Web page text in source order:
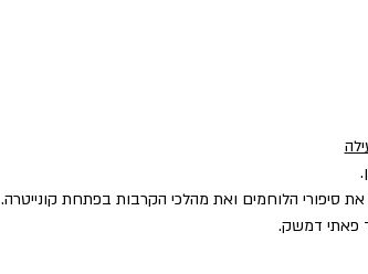
סיפורי הלוחמים ואת מהלכי הקרבות בפתחת קונייטרה.
פאתי דמשק.